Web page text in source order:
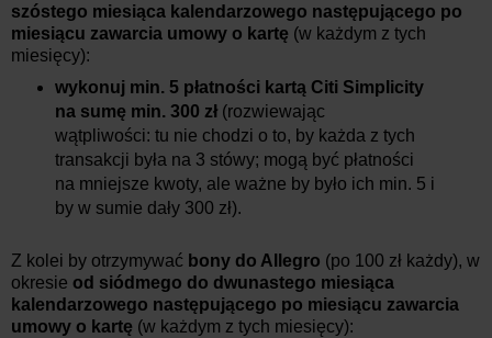
szóstego miesiąca kalendarzowego następującego po
miesiącu zawarcia umowy o kartę (w każdym z tych
miesięcy):
wykonuj min. 5 płatności kartą Citi Simplicity
na sumę min. 300 zł(rozwiewając
wątpliwości: tu nie chodzi o to, by każda z tych
transakcji była na 3 stówy; mogą być płatności
na mniejsze kwoty, ale ważne by było ich min. 5 i
by w sumie dały 300 zł).
Z kolei by otrzymywać bony do Allegro (po 100 zł każdy), w
okresie od siódmego do dwunastego miesiąca
kalendarzowego następującego po miesiącu zawarcia
umowy o kartę (w każdym z tych miesięcy):